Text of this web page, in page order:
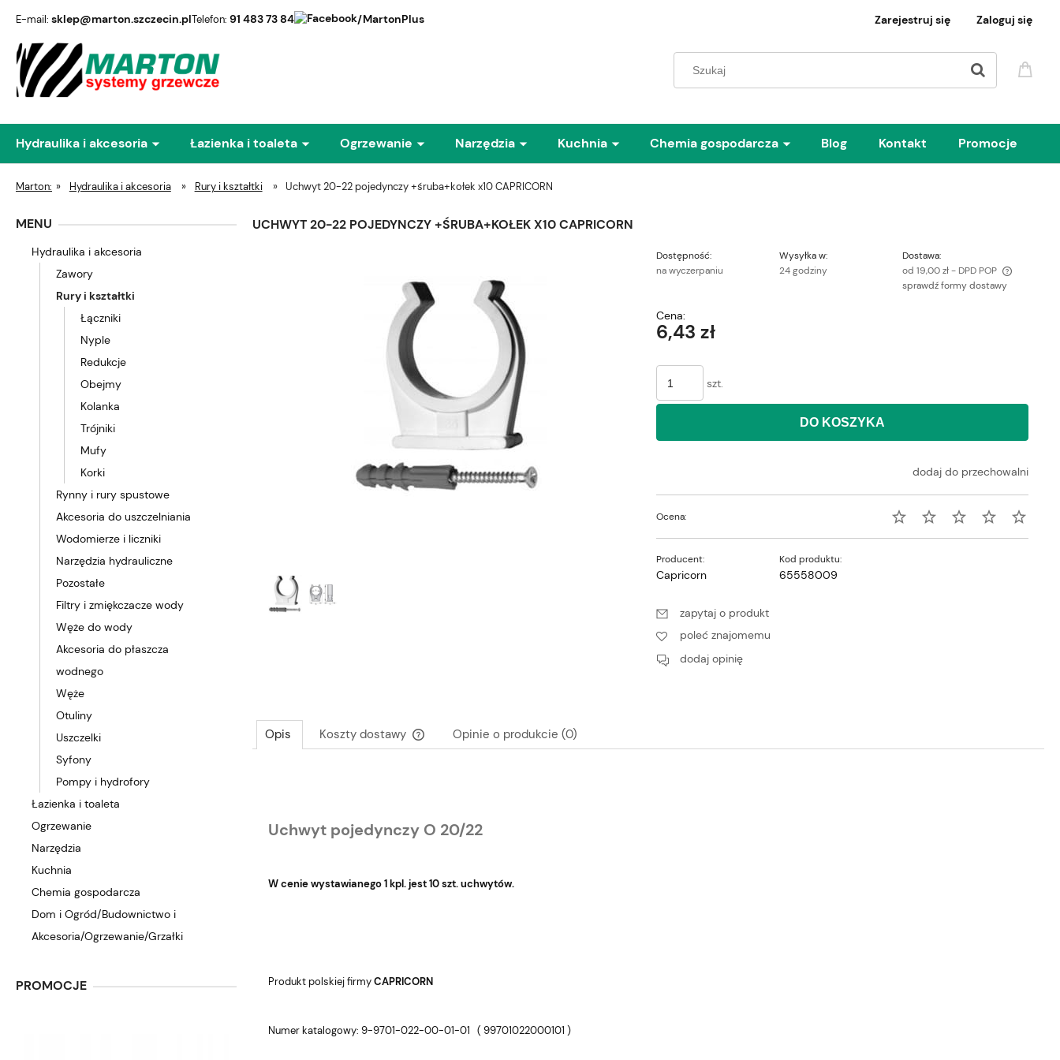
E-mail: sklep@marton.szczecin.plTelefon: 91 483 73 84 /MartonPlus Zarejestruj się Zaloguj się
Hydraulika i akcesoria Łazienka i toaleta Ogrzewanie Narzędzia Kuchnia Chemia gospodarcza Blog Kontakt Promocje
Marton: » Hydraulika i akcesoria » Rury i kształtki » Uchwyt 20-22 pojedynczy +śruba+kołek x10 CAPRICORN
MENU
Hydraulika i akcesoria
Zawory
Rury i kształtki
Łączniki
Nyple
Redukcje
Obejmy
Kolanka
Trójniki
Mufy
Korki
Rynny i rury spustowe
Akcesoria do uszczelniania
Wodomierze i liczniki
Narzędzia hydrauliczne
Pozostałe
Filtry i zmiękczacze wody
Węże do wody
Akcesoria do płaszcza
wodnego
Węże
Otuliny
Uszczelki
Syfony
Pompy i hydrofory
Łazienka i toaleta
Ogrzewanie
Narzędzia
Kuchnia
Chemia gospodarcza
Dom i Ogród/Budownictwo i
Akcesoria/Ogrzewanie/Grzałki
PROMOCJE
UCHWYT 20-22 POJEDYNCZY +ŚRUBA+KOŁEK X10 CAPRICORN
Dostępność:
na wyczerpaniu
Wysyłka w:
24 godziny
Dostawa:
od 19,00 zł - DPD POP
sprawdź formy dostawy
Cena:
6,43 zł
szt.
DO KOSZYKA
dodaj do przechowalni
Ocena:
Producent:
Capricorn
Kod produktu:
65558009
zapytaj o produkt
poleć znajomemu
dodaj opinię
Opis Koszty dostawy Opinie o produkcie (0)
Uchwyt pojedynczy O 20/22
W cenie wystawianego 1 kpl. jest 10 szt. uchwytów.
Produkt polskiej firmyCAPRICORN
Numer katalogowy: 9-9701-022-00-01-01 ( 99701022000101 )